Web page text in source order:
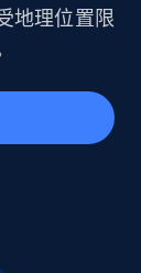
地理位置限